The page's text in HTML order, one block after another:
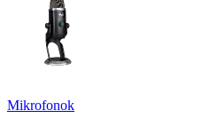
Mikrofonok